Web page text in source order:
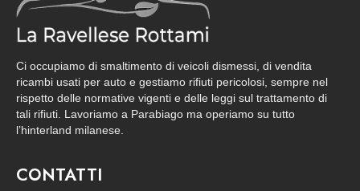
Ci occupiamo di smaltimento di veicoli dismessi, di vendita
ricambi usati per auto e gestiamo rifiuti pericolosi, sempre nel
rispetto delle normative vigenti e delle leggi sul trattamento di
tali rifiuti. Lavoriamo a Parabiago ma operiamo su tutto
l’hinterland milanese.
CONTATTI